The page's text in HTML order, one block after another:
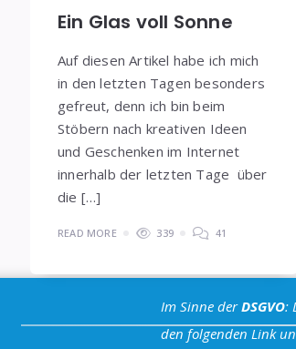
Ein Glas voll Sonne
Auf diesen Artikel habe ich mich
in den letzten Tagen besonders
gefreut, denn ich bin beim
Stöbern nach kreativen Ideen
und Geschenken im Internet
innerhalb der letzten Tage über
die […]
READ MORE 339 41
Im Sinne derDSGVO:
den folgenden Link